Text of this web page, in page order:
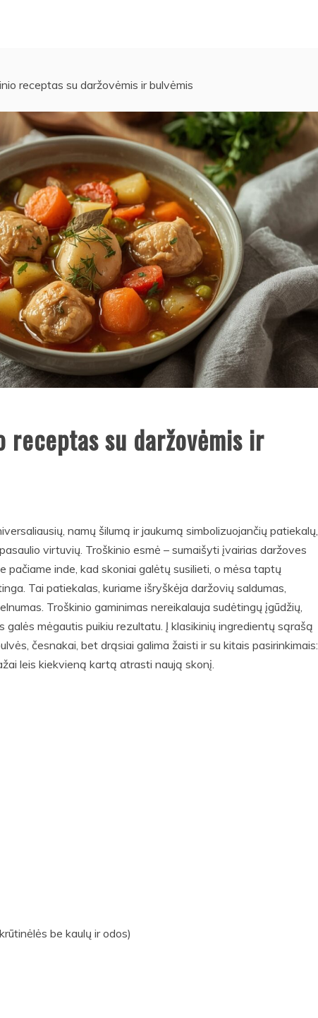
receptas su daržovėmis ir bulvėmis
su daržovėmis ir
namų šilumą ir jaukumą simbolizuojančių patiekalų,
virtuvių. Troškinio esmė – sumaišyti įvairias daržoves
pačiame inde, kad skoniai galėtų susilieti, o mėsa taptų
Tai patiekalas, kuriame išryškėja daržovių saldumas,
Troškinio gaminimas nereikalauja sudėtingų įgūdžių,
mėgautis puikiu rezultatu. Į klasikinių ingredientų sąrašą
česnakai, bet drąsiai galima žaisti ir su kitais pasirinkimais:
leis kiekvieną kartą atrasti naują skonį.
be kaulų ir odos)